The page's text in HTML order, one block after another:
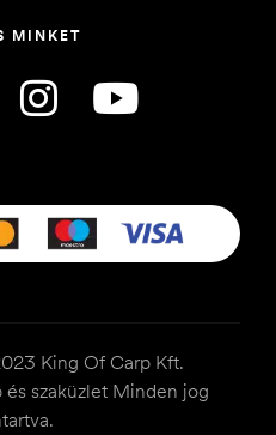
MINKET
King Of Carp Kft.
és szaküzlet Minden jog